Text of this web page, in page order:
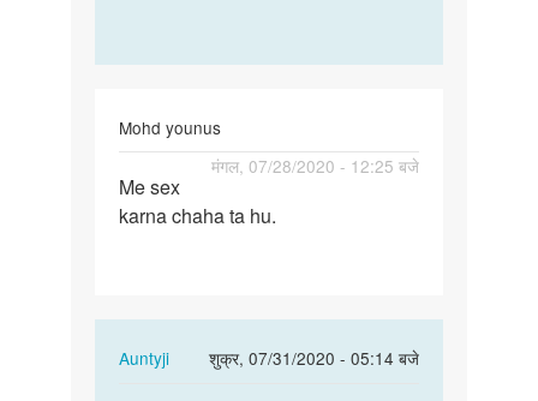
Mohd younus
मंगल, 07/28/2020 - 12:25 बजे
Me
sex
Me sex
karna chaha ta hu.
Auntyji
शुक्र, 07/31/2020 - 05:14 बजे
In